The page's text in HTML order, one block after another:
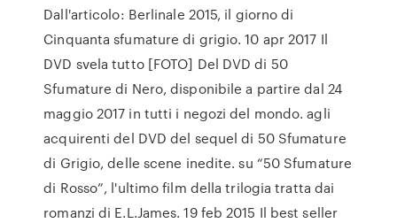
Dall'articolo: Berlinale 2015, il giorno di
Cinquanta sfumature di grigio. 10 apr 2017 Il
DVD svela tutto [FOTO] Del DVD di 50
Sfumature di Nero, disponibile a partire dal 24
maggio 2017 in tutti i negozi del mondo. agli
acquirenti del DVD del sequel di 50 Sfumature
di Grigio, delle scene inedite. su “50 Sfumature
di Rosso”, l'ultimo film della trilogia tratta dai
romanzi di E.L.James. 19 feb 2015 Il best seller